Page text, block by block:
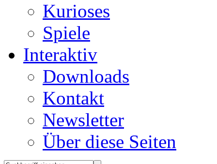
Kurioses
Spiele
Interaktiv
Downloads
Kontakt
Newsletter
Über diese Seiten